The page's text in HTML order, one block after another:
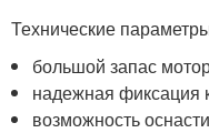
Технические
большой запас
надежная фиксация
возможность